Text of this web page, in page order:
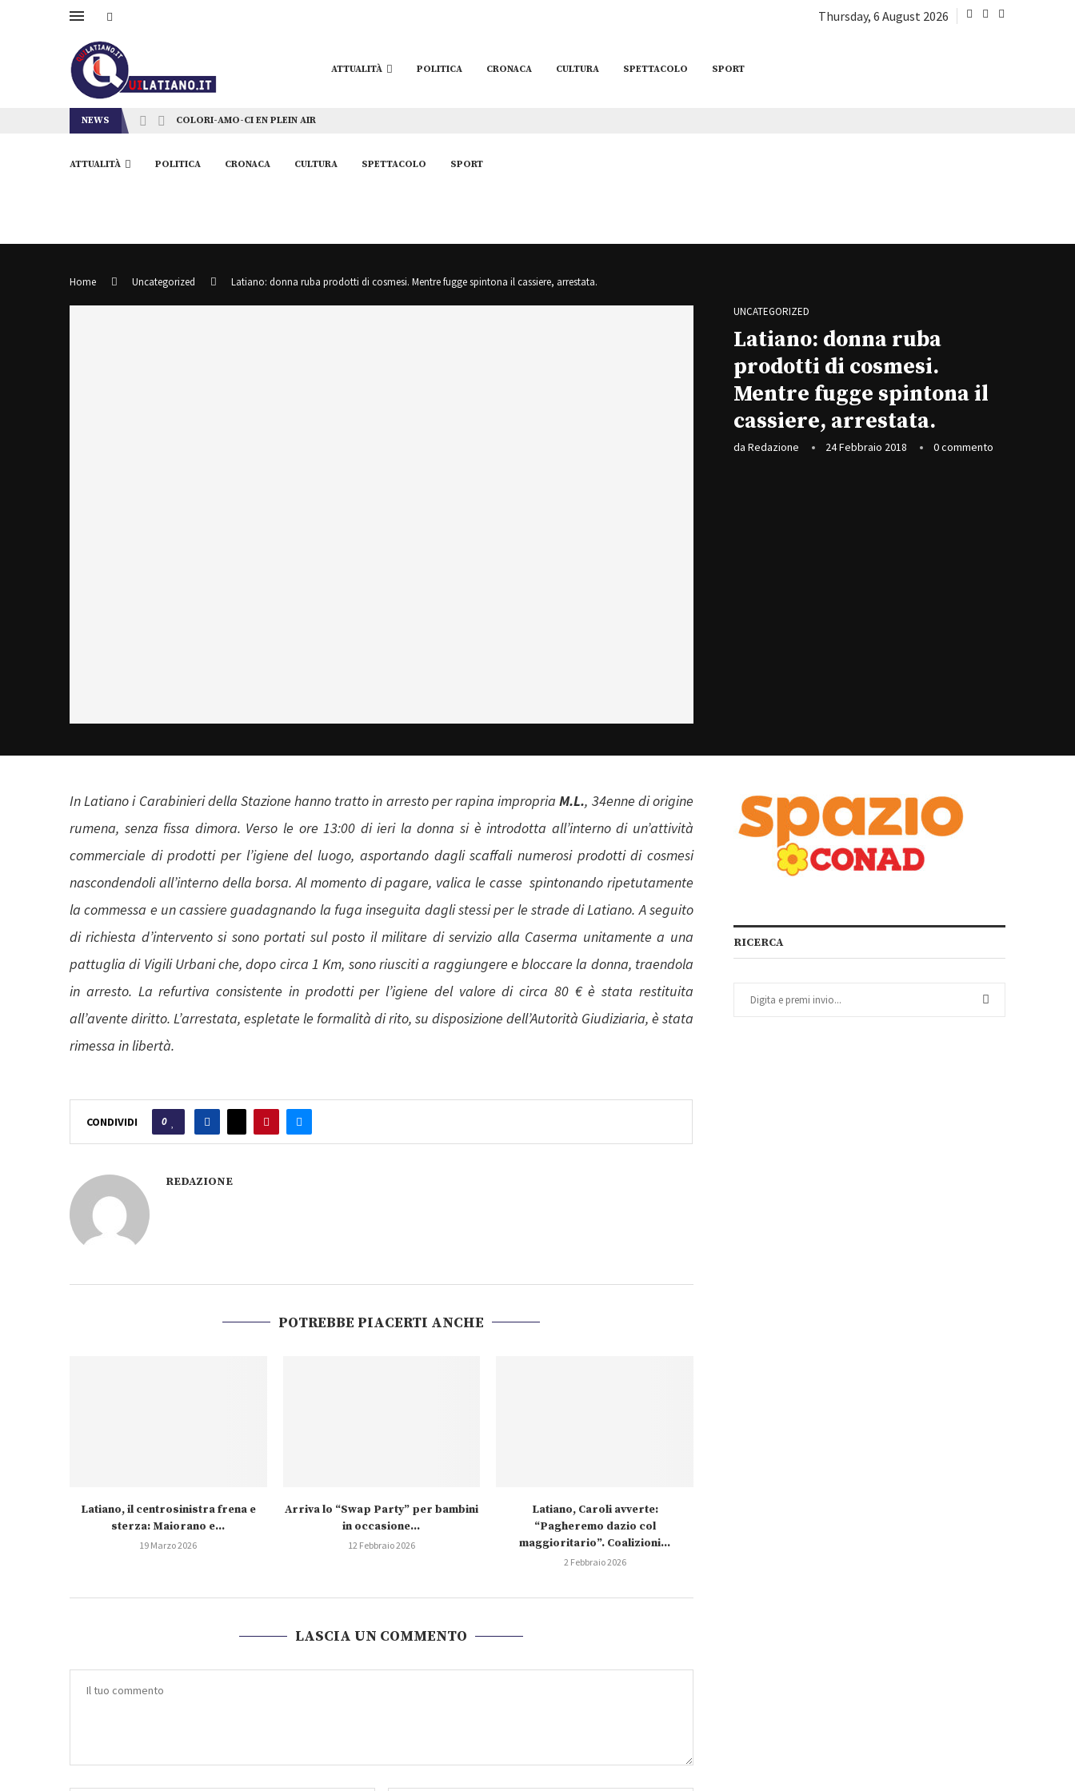
Thursday, 6 August 2026
ATTUALITÀ POLITICA CRONACA CULTURA SPETTACOLO SPORT
NEWS COLORI-AMO-CI EN PLEIN AIR
ATTUALITÀ POLITICA CRONACA CULTURA SPETTACOLO SPORT
Home Uncategorized Latiano: donna ruba prodotti di cosmesi. Mentre fugge spintona il cassiere, arrestata.
UNCATEGORIZED
Latiano: donna ruba
prodotti di cosmesi.
Mentre fugge spintona il
cassiere, arrestata.
da Redazione 24 Febbraio 2018 0 commento
In Latiano i Carabinieri della Stazione hanno tratto in arresto per rapina impropriaM.L., 34enne di origine
rumena, senza fissa dimora. Verso le ore 13:00 di ieri la donna si è introdotta all’interno di un’attività
commerciale di prodotti per l’igiene del luogo, asportando dagli scaffali numerosi prodotti di cosmesi
nascondendoli all’interno della borsa. Al momento di pagare, valica le casse spintonando ripetutamente
la commessa e un cassiere guadagnando la fuga inseguita dagli stessi per le strade di Latiano. A seguito
di richiesta d’intervento si sono portati sul posto il militare di servizio alla Caserma unitamente a una
pattuglia di Vigili Urbani che, dopo circa 1 Km, sono riusciti a raggiungere e bloccare la donna, traendola
in arresto. La refurtiva consistente in prodotti per l’igiene del valore di circa 80 € è stata restituita
all’avente diritto. L’arrestata, espletate le formalità di rito, su disposizione dell’Autorità Giudiziaria, è stata
rimessa in libertà.
CONDIVIDI 0
REDAZIONE
POTREBBE PIACERTI ANCHE
Latiano, il centrosinistra frena e
sterza: Maiorano e...
19 Marzo 2026
Arriva lo “Swap Party” per bambini
in occasione...
12 Febbraio 2026
Latiano, Caroli avverte:
“Pagheremo dazio col
maggioritario”. Coalizioni...
2 Febbraio 2026
LASCIA UN COMMENTO
RICERCA